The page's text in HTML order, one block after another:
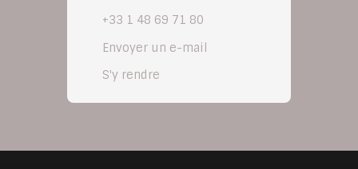
+33 1 48 69 71 80
Envoyer un e-mail
S'y rendre